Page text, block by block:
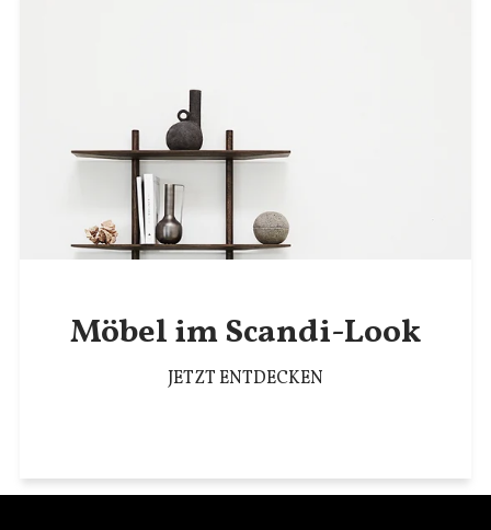
Möbel im Scandi-Look
JETZT ENTDECKEN